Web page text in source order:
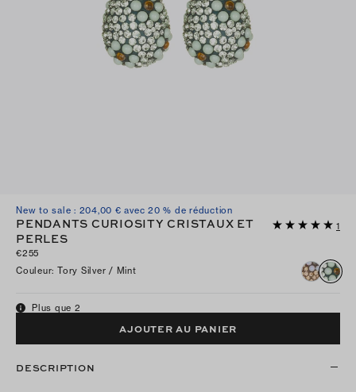
New to sale : 204,00 € avec 20 % de réduction
PENDANTS CURIOSITY CRISTAUX ET
PERLES
1
€255
Couleur: Tory Silver / Mint
Plus que 2
AJOUTER AU PANIER
DESCRIPTION